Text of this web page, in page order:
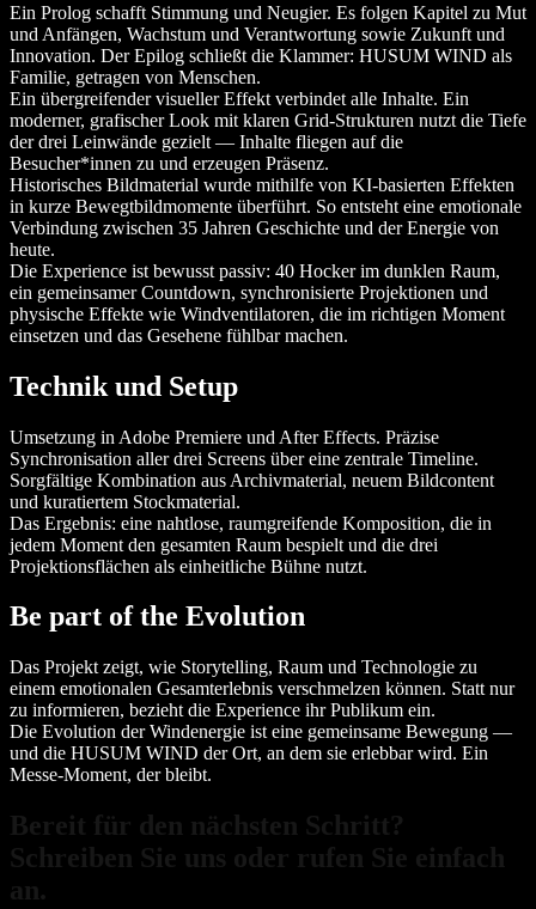
Ein Prolog schafft Stimmung und Neugier. Es folgen Kapitel zu Mut
und Anfängen, Wachstum und Verantwortung sowie Zukunft und
Innovation. Der Epilog schließt die Klammer: HUSUM WIND als
Familie, getragen von Menschen.
Ein übergreifender visueller Effekt verbindet alle Inhalte. Ein
moderner, grafischer Look mit klaren Grid-Strukturen nutzt die Tiefe
der drei Leinwände gezielt — Inhalte fliegen auf die
Besucher*innen zu und erzeugen Präsenz.
Historisches Bildmaterial wurde mithilfe von KI-basierten Effekten
in kurze Bewegtbildmomente überführt. So entsteht eine emotionale
Verbindung zwischen 35 Jahren Geschichte und der Energie von
heute.
Die Experience ist bewusst passiv: 40 Hocker im dunklen Raum,
ein gemeinsamer Countdown, synchronisierte Projektionen und
physische Effekte wie Windventilatoren, die im richtigen Moment
einsetzen und das Gesehene fühlbar machen.
Technik und Setup
Umsetzung in Adobe Premiere und After Effects. Präzise
Synchronisation aller drei Screens über eine zentrale Timeline.
Sorgfältige Kombination aus Archivmaterial, neuem Bildcontent
und kuratiertem Stockmaterial.
Das Ergebnis: eine nahtlose, raumgreifende Komposition, die in
jedem Moment den gesamten Raum bespielt und die drei
Projektionsflächen als einheitliche Bühne nutzt.
Be part of the Evolution
Das Projekt zeigt, wie Storytelling, Raum und Technologie zu
einem emotionalen Gesamterlebnis verschmelzen können. Statt nur
zu informieren, bezieht die Experience ihr Publikum ein.
Die Evolution der Windenergie ist eine gemeinsame Bewegung —
und die HUSUM WIND der Ort, an dem sie erlebbar wird. Ein
Messe-Moment, der bleibt.